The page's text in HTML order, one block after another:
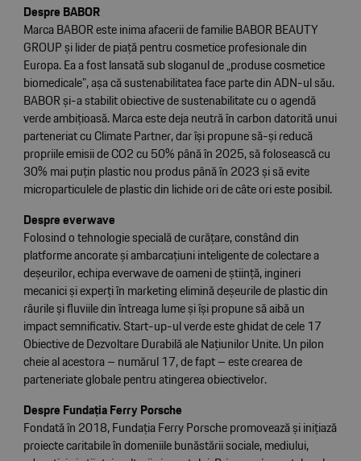
Despre BABOR
Marca BABOR este inima afacerii de familie BABOR BEAUTY
GROUP și lider de piață pentru cosmetice profesionale din
Europa. Ea a fost lansată sub sloganul de „produse cosmetice
biomedicale”, așa că sustenabilitatea face parte din ADN-ul său.
BABOR și-a stabilit obiective de sustenabilitate cu o agendă
verde ambițioasă. Marca este deja neutră în carbon datorită unui
parteneriat cu Climate Partner, dar își propune să-și reducă
propriile emisii de CO2 cu 50% până în 2025, să folosească cu
30% mai puțin plastic nou produs până în 2023 și să evite
microparticulele de plastic din lichide ori de câte ori este posibil.
Despre everwave
Folosind o tehnologie specială de curățare, constând din
platforme ancorate și ambarcațiuni inteligente de colectare a
deșeurilor, echipa everwave de oameni de știință, ingineri
mecanici și experți în marketing elimină deșeurile de plastic din
râurile și fluviile din întreaga lume și își propune să aibă un
impact semnificativ. Start-up-ul verde este ghidat de cele 17
Obiective de Dezvoltare Durabilă ale Națiunilor Unite. Un pilon
cheie al acestora – numărul 17, de fapt – este crearea de
parteneriate globale pentru atingerea obiectivelor.
Despre Fundația Ferry Porsche
Fondată în 2018, Fundația Ferry Porsche promovează și inițiază
proiecte caritabile în domeniile bunăstării sociale, mediului,